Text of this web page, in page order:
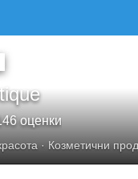
оценки
· Козметични